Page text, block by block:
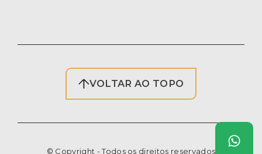
VOLTAR AO TOPO
© Copyright - Todos os direitos reservados